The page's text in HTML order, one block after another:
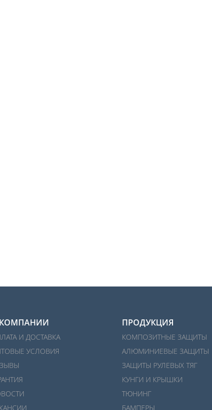
И ДОСТАВКА
УСЛОВИЯ
ПРОДУКЦИЯ
КОМПОЗИТНЫЕ ЗАЩИТЫ
АЛЮМИНИЕВЫЕ ЗАЩИТЫ
ЗАЩИТЫ РУЛЕВЫХ ТЯГ
КУНГИ И КРЫШКИ
ТЮНИНГ
БАМПЕРЫ